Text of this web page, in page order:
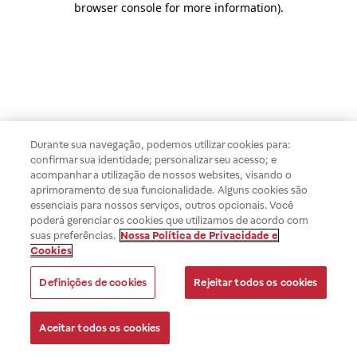
browser console for more information).
Durante sua navegação, podemos utilizar cookies para:
confirmar sua identidade; personalizar seu acesso; e
acompanhar a utilização de nossos websites, visando o
aprimoramento de sua funcionalidade. Alguns cookies são
essenciais para nossos serviços, outros opcionais. Você
poderá gerenciar os cookies que utilizamos de acordo com
suas preferências. Nossa Política de Privacidade e
Cookies
Definições de cookies Rejeitar todos os cookies
Aceitar todos os cookies